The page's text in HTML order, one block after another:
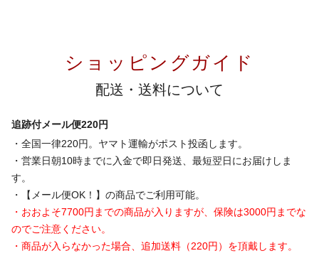
ショッピングガイド
配送・送料について
追跡付メール便220円
・全国一律220円。ヤマト運輸がポスト投函します。
・営業日朝10時までに入金で即日発送、最短翌日にお届けしま
す。
・【メール便OK！】の商品でご利用可能。
・おおよそ7700円までの商品が入りますが、保険は3000円までな
のでご注意ください。
・商品が入らなかった場合、追加送料（220円）を頂戴します。